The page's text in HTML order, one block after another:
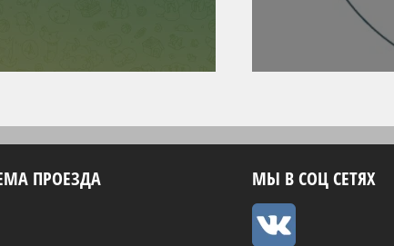
ПРОЕЗДА МЫ В СОЦ СЕТЯХ